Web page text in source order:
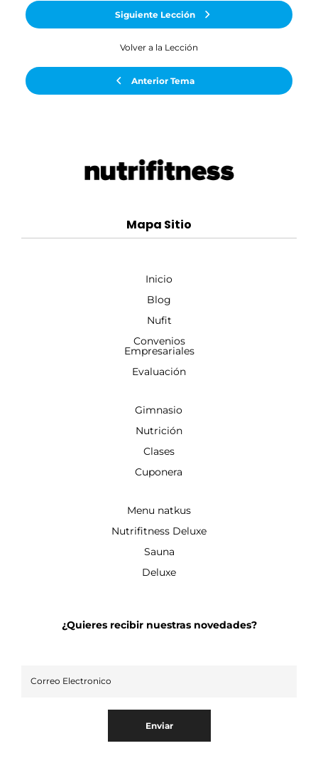
Anterior Tema
Volver a la Lección
Siguiente Lección
Mapa Sitio
Inicio
Blog
Nufit
Convenios
Empresariales
Evaluación
Gimnasio
Nutrición
Clases
Cuponera
Menu natkus
Nutrifitness Deluxe
Sauna
Deluxe
¿Quieres recibir nuestras novedades?
Enviar